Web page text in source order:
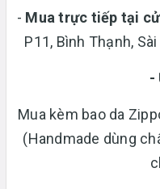
- Mua trực tiếp tại
P11, Bình Thạnh, Sài
-
Mua kèm bao da
(Handmade dùng